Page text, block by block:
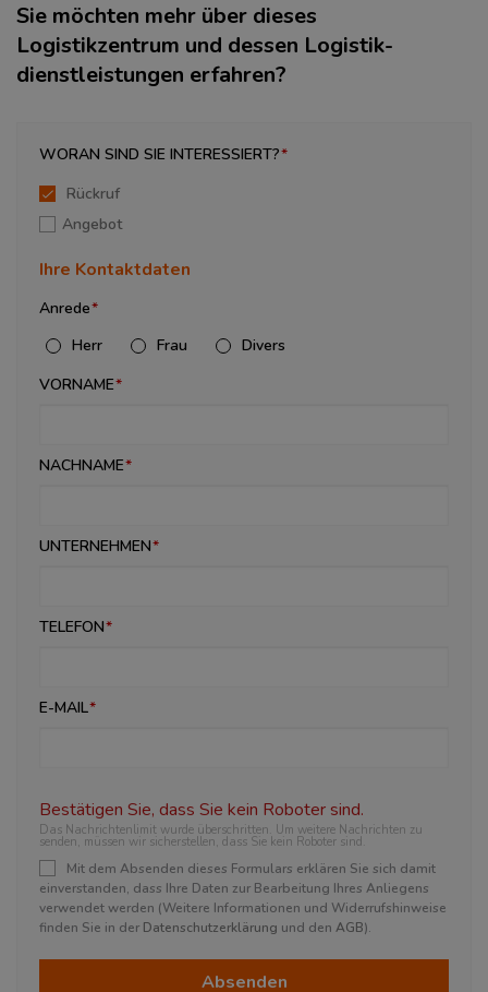
Sie möchten mehr über dieses
Logistikzentrum und dessen Logistik­
dienstleistungen erfahren?
WORAN SIND SIE INTERESSIERT?
Rückruf
Angebot
Ihre Kontaktdaten
Anrede
Herr
Frau
Divers
VORNAME
NACHNAME
UNTERNEHMEN
TELEFON
E-MAIL
Bestätigen Sie, dass Sie kein Roboter sind.
Das Nachrichtenlimit wurde überschritten. Um weitere Nachrichten zu
senden, müssen wir sicherstellen, dass Sie kein Roboter sind.
Mit dem Absenden dieses Formulars erklären Sie sich damit
einverstanden, dass Ihre Daten zur Bearbeitung Ihres Anliegens
verwendet werden (Weitere Informationen und Widerrufshinweise
finden Sie in der Datenschutzerklärung und den AGB).
Absenden